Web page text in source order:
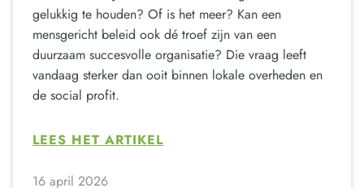
gelukkig te houden? Of is het meer? Kan een
mensgericht beleid ook dé troef zijn van een
duurzaam succesvolle organisatie? Die vraag leeft
vandaag sterker dan ooit binnen lokale overheden en
de social profit.
LEES HET ARTIKEL
16 april 2026